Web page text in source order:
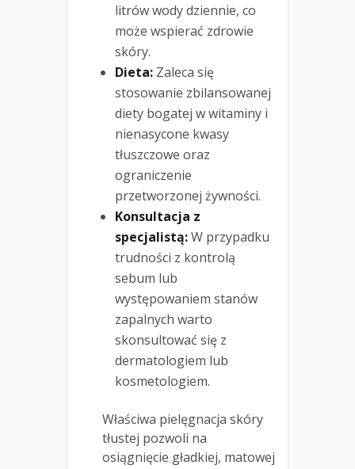
litrów wody dziennie, co
może wspierać zdrowie
skóry.
Dieta: Zaleca się
stosowanie zbilansowanej
diety bogatej w witaminy i
nienasycone kwasy
tłuszczowe oraz
ograniczenie
przetworzonej żywności.
Konsultacja z
specjalistą:W przypadku
trudności z kontrolą
sebum lub
występowaniem stanów
zapalnych warto
skonsultować się z
dermatologiem lub
kosmetologiem.
Właściwa pielęgnacja skóry
tłustej pozwoli na
osiągnięcie gładkiej, matowej